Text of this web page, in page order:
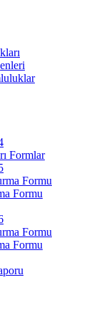
Formlar
Formu
Formu
Formu
Formu